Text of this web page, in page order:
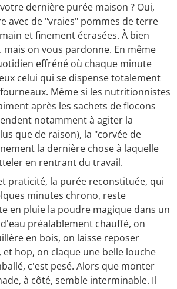
dernière purée maison ? Oui,
avec de "vraies" pommes de terre
et finement écrasées. À bien
on vous pardonne. En même
effréné où chaque minute
celui qui se dispense totalement
Même si les nutritionnistes
après les sachets de flocons
notamment à agiter la
que de raison), la "corvée de
la dernière chose à laquelle
en rentrant du travail.
praticité, la purée reconstituée, qui
minutes chrono, reste
en pluie la poudre magique dans un
préalablement chauffé, on
en bois, on laisse reposer
hop, on claque une belle louche
c'est pesé. Alors que monter
à côté, semble interminable. Il